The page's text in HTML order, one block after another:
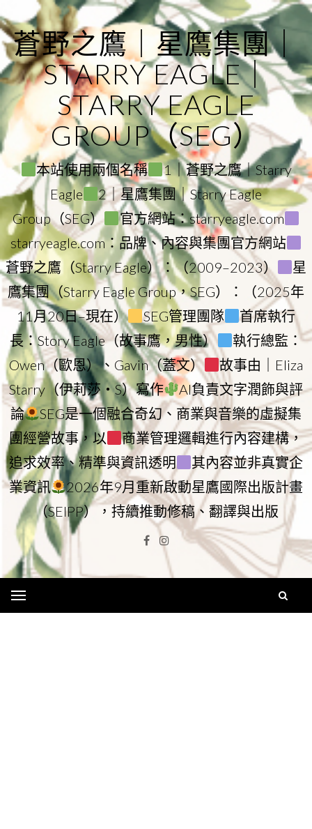
to
content
蒼野之鷹｜星鷹集團｜
STARRY EAGLE｜
STARRY EAGLE
GROUP（SEG）
本站使用兩個名稱
1｜蒼野之鷹｜Starry
Eagle
2｜星鷹集團｜Starry Eagle
Group（SEG）
官方網站：starryeagle.com
starryeagle.com：品牌、內容與集團官方網站
蒼野之鷹（Starry Eagle）：（2009–2023）
星
鷹集團（Starry Eagle Group，SEG）：（2025年
11月20日–現在）
SEG管理團隊
首席執行
長：Story Eagle（故事鷹，男性）
執行總監：
Owen（歐恩）、Gavin（蓋文）
故事由｜Eliza
Starry（伊莉莎・S）寫作
AI負責文字潤飾與評
論
SEG是一個融合奇幻、商業與音樂的虛擬集
團經營故事，以
商業管理邏輯進行內容建構，
追求效率、精準與資訊透明
其內容並非真實企
業資訊
2026年9月重新啟動星鷹國際出版計畫
（SEIPP），持續推動修稿、翻譯與出版
Facebook
Instagram